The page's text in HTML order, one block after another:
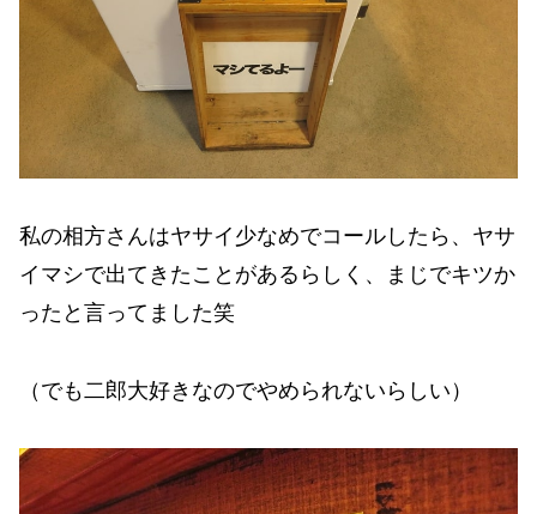
私の相方さんはヤサイ少なめでコールしたら、ヤサ
イマシで出てきたことがあるらしく、まじでキツか
ったと言ってました笑
（でも二郎大好きなのでやめられないらしい）